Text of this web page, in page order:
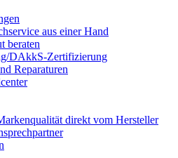
aus einer Hand
beraten
DAkkS-Zertifizierung
Reparaturen
direkt vom Hersteller